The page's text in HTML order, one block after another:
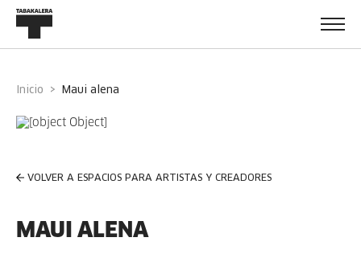
Inicio maui alena
VOLVER A ESPACIOS PARA ARTISTAS Y CREADORES
MAUI ALENA